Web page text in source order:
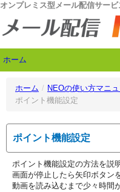
オンプレミス型メール配信サービ
ホーム
ホーム / NEOの使い方マニ
ポイント機能設定
ポイント機能設定
ポイント機能設定の方法を説
画面が停止したら矢印ボタン
動画を読み込むまで少々時間